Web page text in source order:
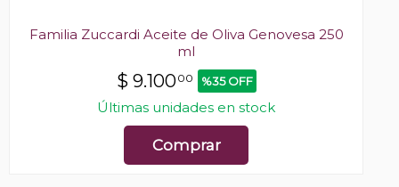
Familia Zuccardi Aceite de Oliva Genovesa 250
ml
$ 9.10000 %35 OFF
Últimas unidades en stock
Comprar